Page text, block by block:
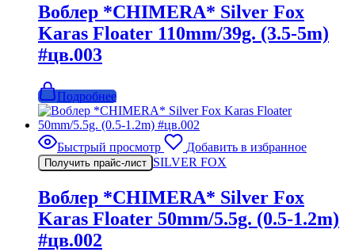
Воблер *CHIMERA* Silver Fox
Karas Floater 110mm/39g. (3.5-5m)
#цв.003
Подробнее
Быстрый просмотр Добавить в избранное
Получить прайс-лист SILVER FOX
Воблер *CHIMERA* Silver Fox
Karas Floater 50mm/5.5g. (0.5-1.2m)
#цв.002